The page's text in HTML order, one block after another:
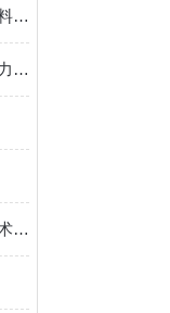
热变形维卡软化点测试仪成为材料热性能评估的优选设备
微小裂纹的多晶硅圆片的机械压力试验
华洋仪器带你走进冲击试验机技术参数的世界